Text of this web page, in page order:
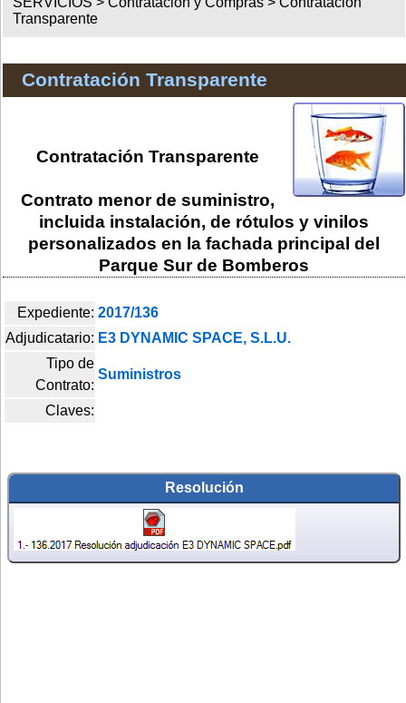
Transparente
Contratación Transparente
Contratación Transparente
Contrato menor de suministro,
incluida instalación, de rótulos y vinilos
personalizados en la fachada principal del
Parque Sur de Bomberos
Expediente: 2017/136
Adjudicatario: E3 DYNAMIC SPACE, S.L.U.
Tipo de
Contrato:
Suministros
Claves:
Resolución